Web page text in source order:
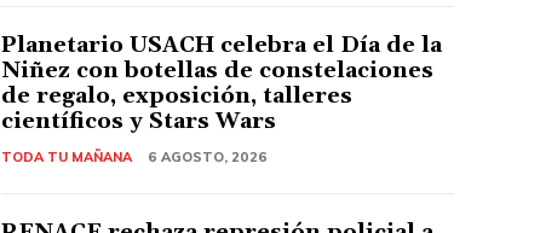
Planetario USACH celebra el Día de la
Niñez con botellas de constelaciones
de regalo, exposición, talleres
científicos y Stars Wars
TODA TU MAÑANA 6 AGOSTO, 2026